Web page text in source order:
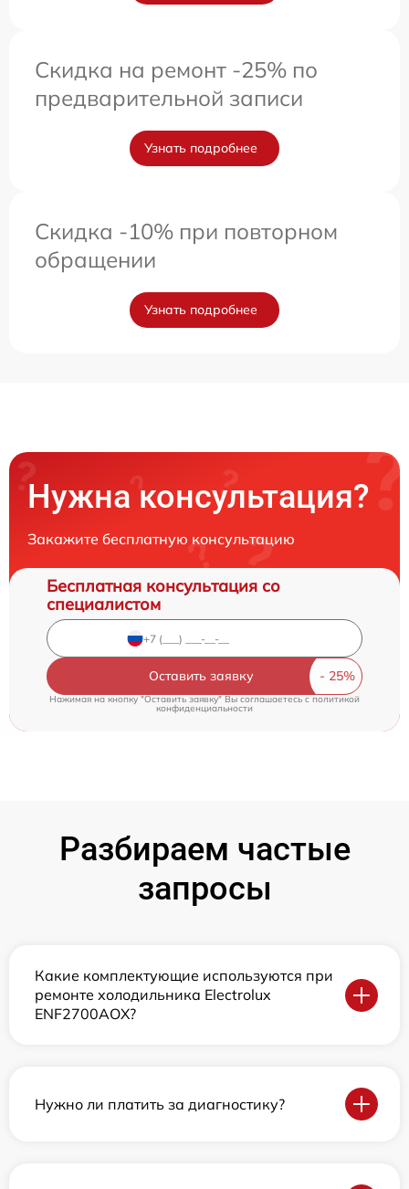
Скидка на ремонт -25% по
предварительной записи
Узнать подробнее
Скидка -10% при повторном
обращении
Узнать подробнее
Нужна консультация?
Закажите бесплатную консультацию
Бесплатная консультация со
специалистом
Оставить заявку
Нажимая на кнопку "Оставить заявку" Вы соглашаетесь c политикой
конфиденциальности
Разбираем частые
запросы
Какие комплектующие используются при
ремонте холодильника Electrolux
ENF2700AOX?
Нужно ли платить за диагностику?